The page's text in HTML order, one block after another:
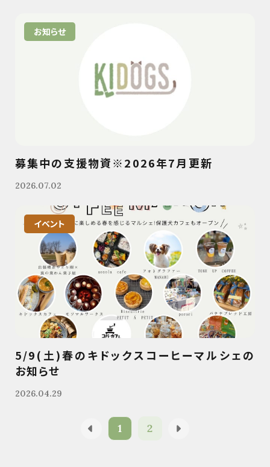
お知らせ
募集中の支援物資※2026年7月更新
2026.07.02
イベント
5/9(土)春のキドックスコーヒーマルシェの
お知らせ
2026.04.29
1 2